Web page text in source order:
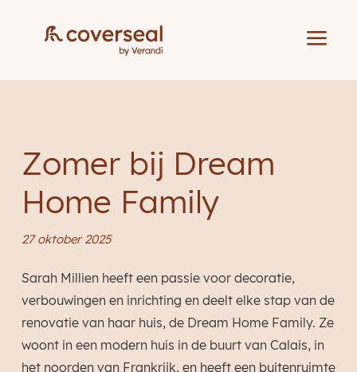
a
Zomer bij Dream
Home Family
27 oktober 2025
Sarah Millien heeft een passie voor decoratie,
verbouwingen en inrichting en deelt elke stap van de
renovatie van haar huis, de Dream Home Family. Ze
woont in een modern huis in de buurt van Calais, in
het noorden van Frankrijk, en heeft een buitenruimte